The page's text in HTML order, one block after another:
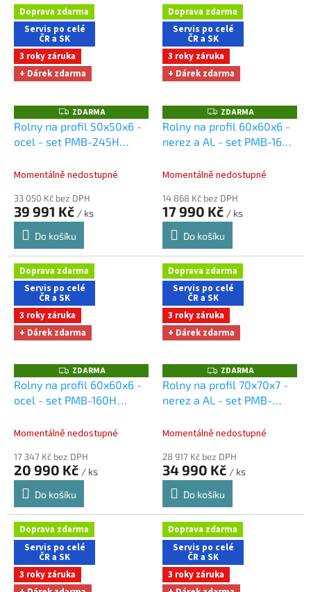
Doprava zdarma
Servis po celé
ČR a SK
3 roky záruka
+ Dárek zdarma
Z
D
A
R
ZDARMA
Rolny na profil 50x50x6 -
ocel - set PMB-245H
při nákupu na e-shopu
Momentálně nedostupné
33 050 Kč bez DPH
39 991 Kč / ks
Do košíku
Doprava zdarma
Servis po celé
ČR a SK
3 roky záruka
+ Dárek zdarma
Z
D
A
R
ZDARMA
Rolny na profil 60x60x6 -
nerez a AL - set PMB-160H
při nákupu na e-shopu
Momentálně nedostupné
14 868 Kč bez DPH
17 990 Kč / ks
Do košíku
Doprava zdarma
Servis po celé
ČR a SK
3 roky záruka
+ Dárek zdarma
Z
D
A
R
ZDARMA
Rolny na profil 60x60x6 -
ocel - set PMB-160H
při nákupu na e-shopu
Momentálně nedostupné
17 347 Kč bez DPH
20 990 Kč / ks
Do košíku
Doprava zdarma
Servis po celé
ČR a SK
3 roky záruka
+ Dárek zdarma
Z
D
A
R
ZDARMA
Rolny na profil 70x70x7 -
nerez a AL - set PMB-
zdarma při nákupu na e-
Momentálně nedostupné
28 917 Kč bez DPH
34 990 Kč / ks
Do košíku
Doprava zdarma
Servis po celé
ČR a SK
3 roky záruka
Doprava zdarma
Servis po celé
ČR a SK
3 roky záruka